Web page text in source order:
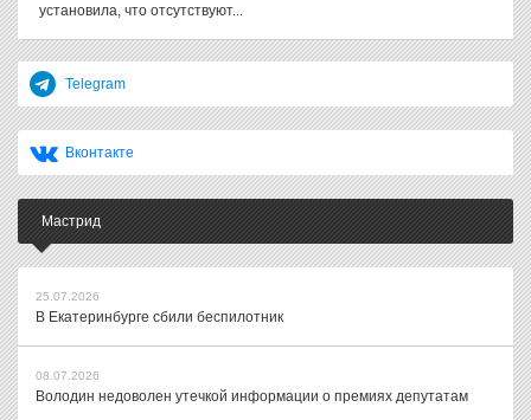
установила, что отсутствуют...
Telegram
Вконтакте
Мастрид
25.07.2026
В Екатеринбурге сбили беспилотник
08.07.2026
Володин недоволен утечкой информации о премиях депутатам